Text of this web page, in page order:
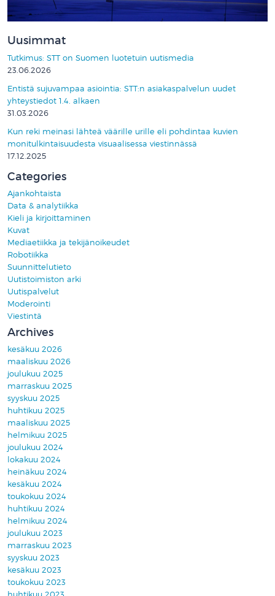
Uusimmat
Tutkimus: STT on Suomen luotetuin uutismedia
23.06.2026
Entistä sujuvampaa asiointia: STT:n asiakaspalvelun uudet
yhteystiedot 1.4. alkaen
31.03.2026
Kun reki meinasi lähteä väärille urille eli pohdintaa kuvien
monitulkintaisuudesta visuaalisessa viestinnässä
17.12.2025
Categories
Ajankohtaista
Data & analytiikka
Kieli ja kirjoittaminen
Kuvat
Mediaetiikka ja tekijänoikeudet
Robotiikka
Suunnittelutieto
Uutistoimiston arki
Uutispalvelut
Moderointi
Viestintä
Archives
kesäkuu 2026
maaliskuu 2026
joulukuu 2025
marraskuu 2025
syyskuu 2025
huhtikuu 2025
maaliskuu 2025
helmikuu 2025
joulukuu 2024
lokakuu 2024
heinäkuu 2024
kesäkuu 2024
toukokuu 2024
huhtikuu 2024
helmikuu 2024
joulukuu 2023
marraskuu 2023
syyskuu 2023
kesäkuu 2023
toukokuu 2023